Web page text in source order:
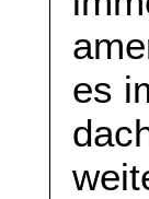
es